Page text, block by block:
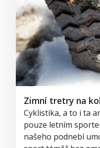
Zimní tretry na
Cyklistika, a to i ta
pouze letním
našeho podnebí